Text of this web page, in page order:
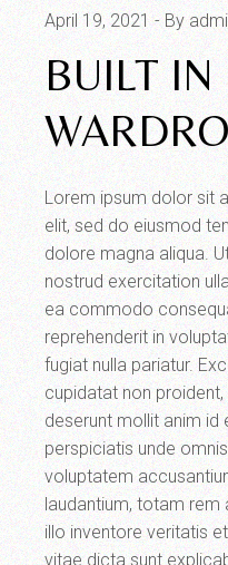
April 19, 2021 By
BUILT IN
Lorem ipsum dolor sit
elit, sed do eiusmod
dolore magna aliqua.
nostrud exercitation
ea commodo
reprehenderit in
fugiat nulla pariatur.
cupidatat non
deserunt mollit anim id
perspiciatis unde
voluptatem
laudantium, totam rem
illo inventore veritatis
vitae dicta sunt